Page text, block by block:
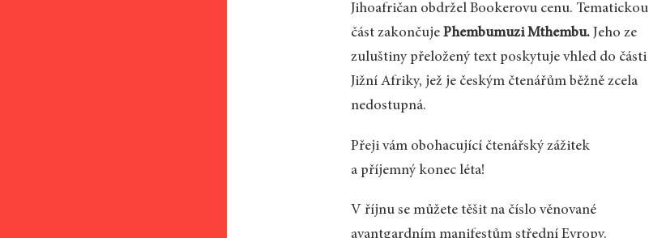
Jihoafričan obdržel Bookerovu cenu. Tematickou
část zakončujePhembumuzi Mthembu. Jeho ze
zuluštiny přeložený text poskytuje vhled do části
Jižní Afriky, jež je českým čtenářům běžně zcela
nedostupná.
Přeji vám obohacující čtenářský zážitek
a příjemný konec léta!
V říjnu se můžete těšit na číslo věnované